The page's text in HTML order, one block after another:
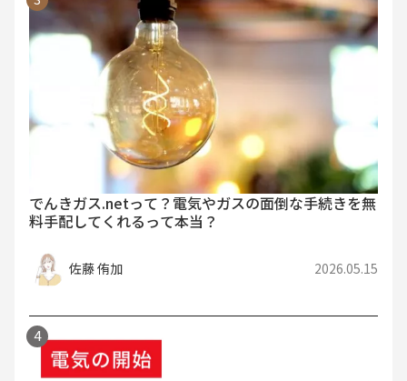
でんきガス.netって？電気やガスの面倒な手続きを無
料手配してくれるって本当？
佐藤 侑加 2026.05.15